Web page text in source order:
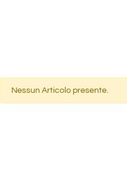
Nessun Articolo presente.